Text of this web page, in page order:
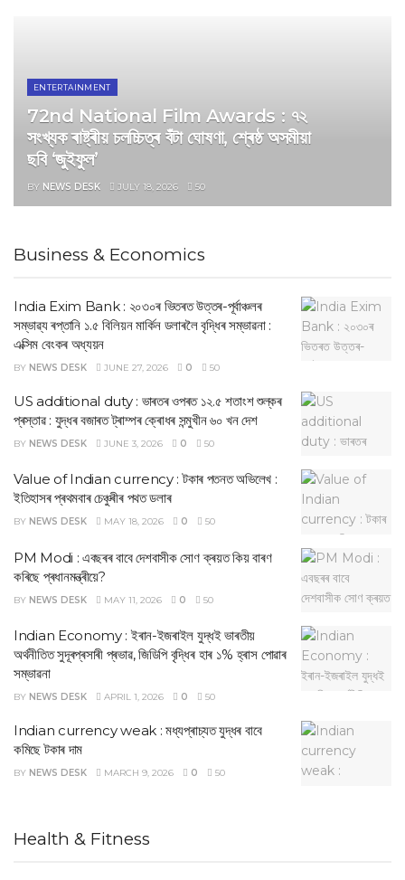
ENTERTAINMENT
72nd National Film Awards : ৭২
সংখ্যক ৰাষ্ট্ৰীয় চলচ্চিত্ৰ বঁটা ঘোষণা, শ্ৰেষ্ঠ অসমীয়া
ছবি ‘জুইফুল’
BY NEWS DESK JULY 18, 2026 50
Business & Economics
‎India Exim Bank : ২০৩০ৰ ভিতৰত উত্তৰ-পূৰ্বাঞ্চলৰ
সম্ভাৱ্য ৰপ্তানি ১.৫ বিলিয়ন মাৰ্কিন ডলাৰলৈ বৃদ্ধিৰ সম্ভাৱনা :
এক্সিম বেংকৰ অধ্যয়ন
BY NEWS DESK JUNE 27, 2026 0 50
US additional duty : ভাৰতৰ ওপৰত ১২.৫ শতাংশ শুল্কৰ
প্ৰস্তাৱ : যুদ্ধৰ বজাৰত ট্ৰাম্পৰ ক্ৰোধৰ সন্মুখীন ৬০ খন দেশ
BY NEWS DESK JUNE 3, 2026 0 50
Value of Indian currency : টকাৰ পতনত অভিলেখ :
ইতিহাসৰ প্ৰথমবাৰ চেঞ্চুৰীৰ পথত ডলাৰ
BY NEWS DESK MAY 18, 2026 0 50
PM Modi : এবছৰৰ বাবে দেশবাসীক সোণ ক্ৰয়ত কিয় বাৰণ
কৰিছে প্ৰধানমন্ত্ৰীয়ে?
BY NEWS DESK MAY 11, 2026 0 50
Indian Economy : ইৰান-ইজৰাইল যুদ্ধই ভাৰতীয়
অৰ্থনীতিত সুদূৰপ্ৰসাৰী প্ৰভাৱ, জিডিপি বৃদ্ধিৰ হাৰ ১% হ্ৰাস পোৱাৰ
সম্ভাৱনা
BY NEWS DESK APRIL 1, 2026 0 50
Indian currency weak : মধ্যপ্ৰাচ্যত যুদ্ধৰ বাবে
কমিছে টকাৰ দাম
BY NEWS DESK MARCH 9, 2026 0 50
Health & Fitness